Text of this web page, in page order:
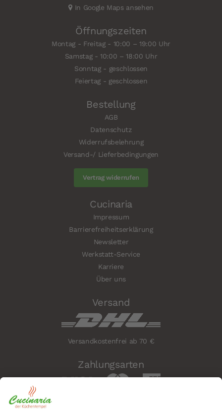
In Google Maps ansehen
Öffnungszeiten
Montag - Freitag - 10:00 – 19:00 Uhr
Samstag - 10:00 – 18:00 Uhr
Sonntag - geschlossen
Feiertag - geschlossen
Bestellung
AGB
Datenschutz
Widerrufsbelehrung
Versand-/ Lieferbedingungen
Vertrag widerrufen
Cucinaria
Impressum
Barrierefreiheitserklärung
Newsletter
Werkstatt-Service
Karriere
Über uns
Versand
Versandkostenfrei ab 70 €
Zahlungsarten